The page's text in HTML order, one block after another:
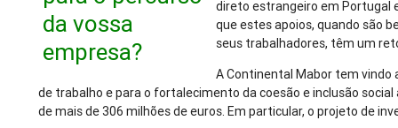
da vossa
empresa?
direto estrangeiro em Portugal
que estes apoios, quando são
seus trabalhadores, têm um
A Continental Mabor tem
de trabalho e para o fortalecimento da coesão e inclusão
de mais de 306 milhões de euros. Em particular, o projeto de